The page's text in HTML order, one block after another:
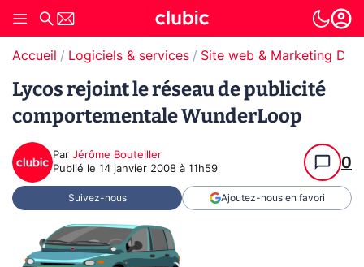
Accueil Logiciels & services Site web & Marketing
Lycos rejoint le réseau de publicité
comportementale WunderLoop
Par Jérôme Bouteiller
Publié le 14 janvier 2008 à 11h59 0
Suivez-nous Ajoutez-nous en favori